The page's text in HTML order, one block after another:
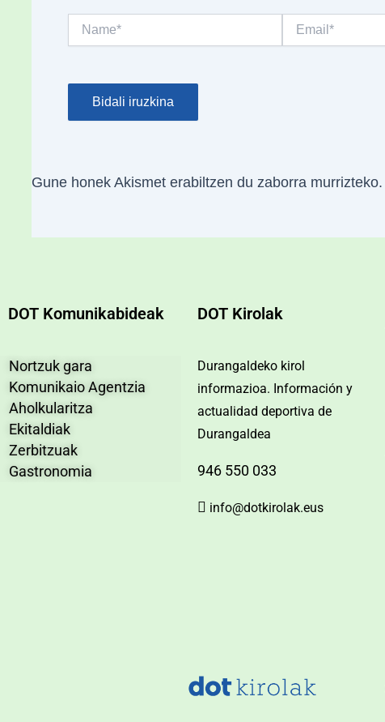
Gune honek Akismet erabiltzen du zaborra murrizteko.
DOT Komunikabideak
Nortzuk gara
Komunikaio Agentzia
Aholkularitza
Ekitaldiak
Zerbitzuak
Gastronomia
DOT Kirolak
Durangaldeko kirol
informazioa. Información y
actualidad deportiva de
Durangaldea
946 550 033
info@dotkirolak.eus